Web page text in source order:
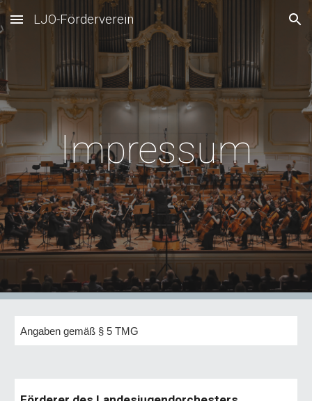
Skip to main content Skip to navigation
LJO-Förderverein
Impressum
Angaben gemäß § 5 TMG